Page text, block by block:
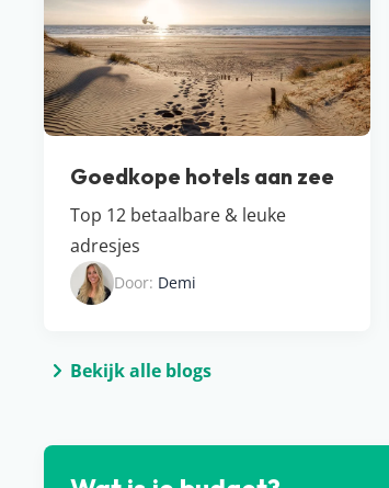
Goedkope hotels aan zee
Top 12 betaalbare & leuke
adresjes
Door: Demi
Bekijk alle blogs